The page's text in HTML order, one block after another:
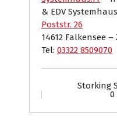
& EDV
Poststr. 26
14612 Falkensee
Tel: 03322 8509070
Storking
0